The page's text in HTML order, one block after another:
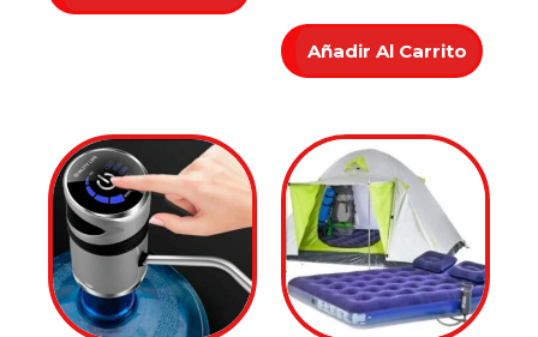
Añadir Al Carrito